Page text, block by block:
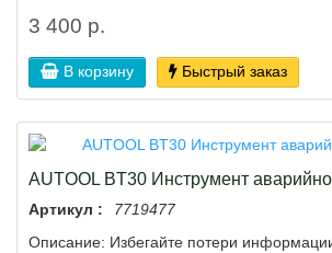
3 400 р.
В корзину Быстрый заказ
AUTOOL BT30 Инструмент
Артикул :
7719477
Описание: Избегайте потери